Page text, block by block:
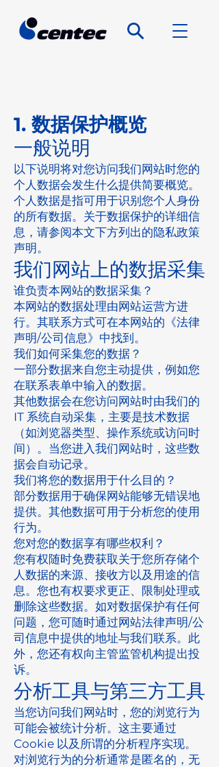
1. 数据保护概览
一般说明
以下说明将对您访问我们网站时您的
个人数据会发生什么提供简要概览。
个人数据是指可用于识别您个人身份
的所有数据。关于数据保护的详细信
息，请参阅本文下方列出的隐私政策
声明。
我们网站上的数据采集
谁负责本网站的数据采集？
本网站的数据处理由网站运营方进
行。其联系方式可在本网站的《法律
声明/公司信息》中找到。
我们如何采集您的数据？
一部分数据来自您主动提供，例如您
在联系表单中输入的数据。
其他数据会在您访问网站时由我们的
IT 系统自动采集，主要是技术数据
（如浏览器类型、操作系统或访问时
间）。当您进入我们网站时，这些数
据会自动记录。
我们将您的数据用于什么目的？
部分数据用于确保网站能够无错误地
提供。其他数据可用于分析您的使用
行为。
您对您的数据享有哪些权利？
您有权随时免费获取关于您所存储个
人数据的来源、接收方以及用途的信
息。您也有权要求更正、限制处理或
删除这些数据。如对数据保护有任何
问题，您可随时通过网站法律声明/公
司信息中提供的地址与我们联系。此
外，您还有权向主管监管机构提出投
诉。
分析工具与第三方工具
当您访问我们网站时，您的浏览行为
可能会被统计分析。这主要通过
Cookie 以及所谓的分析程序实现。
对浏览行为的分析通常是匿名的，无